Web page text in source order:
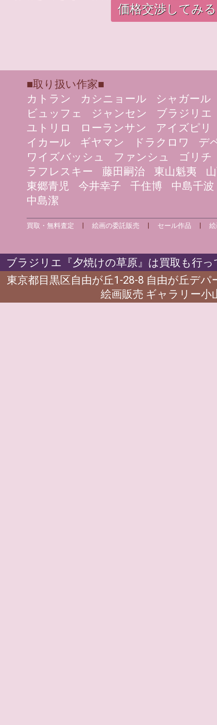
価格交渉してみる
■取り扱い作家■
カトラン
カシニョール
シャガール
ビュッフェ
ジャンセン
ブラジリエ
ユトリロ
ローランサン
アイズピリ
イカール
ギヤマン ドラクロワ
デ
ワイズバッシュ
ファンシュ
ゴリチ
ラフレスキー
藤田嗣治 東山魁夷
東郷青児
今井幸子 千住博
中島千波
中島潔
買取・無料査定 |絵画の委託販売 セール作品 |
ブラジリエ『夕焼けの草原』は買取も行
東京都目黒区自由が丘1-28-8 自由が丘デ
絵画販売 ギャラリー小